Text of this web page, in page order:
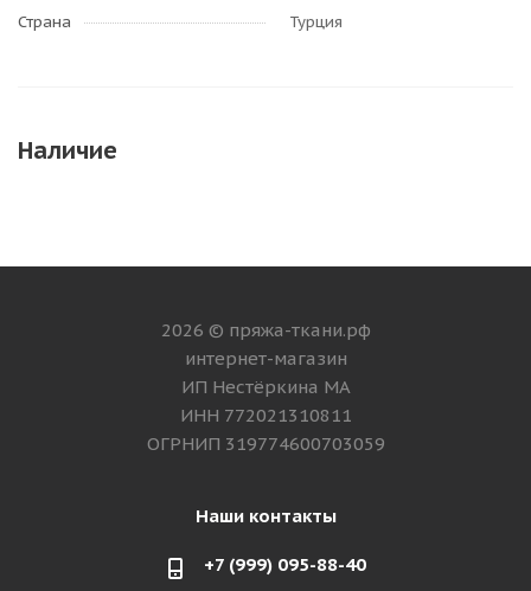
Страна
Турция
Наличие
2026 © пряжа-ткани.рф
интернет-магазин
ИП Нестёркина МА
ИНН 772021310811
ОГРНИП 319774600703059
Наши контакты
+7 (999) 095-88-40